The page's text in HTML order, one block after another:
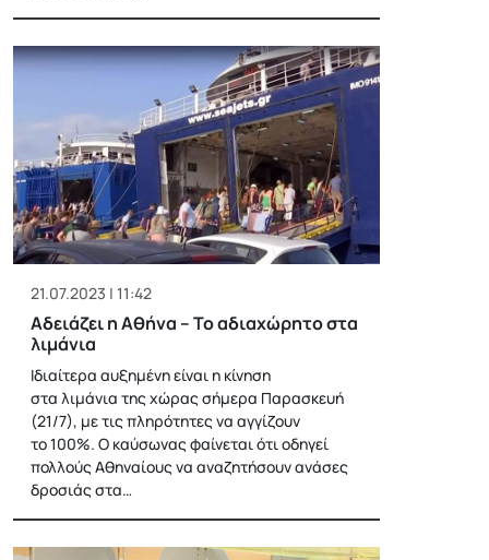
21.07.2023 | 11:42
Αδειάζει η Αθήνα – Το αδιαχώρητο στα
λιμάνια
Ιδιαίτερα αυξημένη είναι η κίνηση
στα λιμάνια της χώρας σήμερα Παρασκευή
(21/7), με τις πληρότητες να αγγίζουν
το 100%. Ο καύσωνας φαίνεται ότι οδηγεί
πολλούς Αθηναίους να αναζητήσουν ανάσες
δροσιάς στα…